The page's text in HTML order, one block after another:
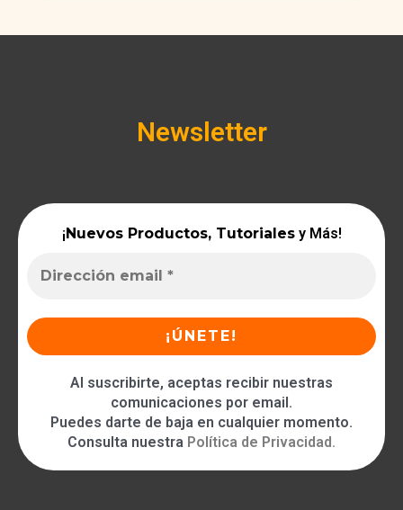
Newsletter
¡Nuevos Productos, Tutorialesy Más!
Al suscribirte, aceptas recibir nuestras
comunicaciones por email.
Puedes darte de baja en cualquier momento.
Consulta nuestra Política de Privacidad.